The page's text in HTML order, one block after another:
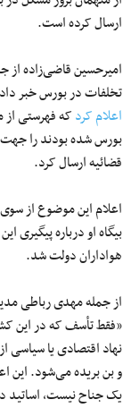
ارسال کرده است.
امیرحسین قاضی‌زاده از
تخلفات در بورس خبر
اعلام کردکه فهرستی از
بورس شده‌ بودند را جهت
قضائیه ارسال کرد.
اعلام این موضوع از
بیگاه او درباره
هواداران دولت شد.
از جمله مهدی رباطی
«فقط تأسف که در این
نهاد اقتصادی یا
و بن بریده می‌شود. این
یک جناح نیست،